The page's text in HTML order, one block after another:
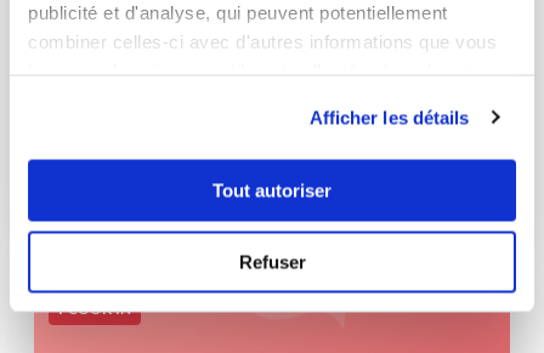
publicité et d'analyse, qui peuvent potentiellement
combiner celles-ci avec d'autres informations que vous
Afficher les détails
Tout autoriser
Refuser
Gaspacho Tomates Basilic
I-COOK'IN